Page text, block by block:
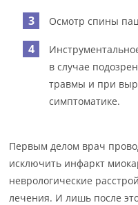
Осмотр спины
в случае
травмы и при
симптоматике.
Первым делом врач
исключить инфаркт
неврологические
лечения. И лишь после